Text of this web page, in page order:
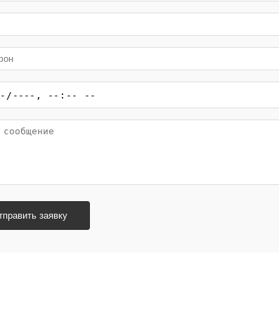
заявку